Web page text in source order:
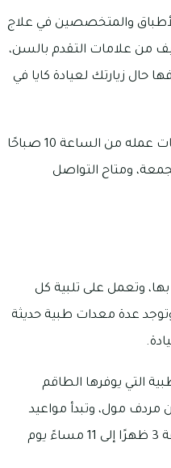
والمتخصصين في علاج
من علامات التقدم بالسن،
حال زيارتك لعيادة كايا في
مكان عيادة كايا هو: متجر رقم 349 في الطابق الأول بوجهة مردف سيتي سنتر، وتبدأ ساعات عمله من الساعة 10 صباحًا
تبدأ من الساعة 2 ظهرًا إلى 8 مساءً يوم الجمعة، ومتاح التواصل
وتعمل على تلبية كل
عدة معدات طبية حديثة
التي يوفرها الطاقم
مردف مول، وتبدأ مواعيد
عملها من الساعة 8 صباحًا إلى 11 صباحًا يوم السبت وحتى الخميس، بينما تبدأ من الساعة 3 ظهرًا إلى 11 مساءً يوم